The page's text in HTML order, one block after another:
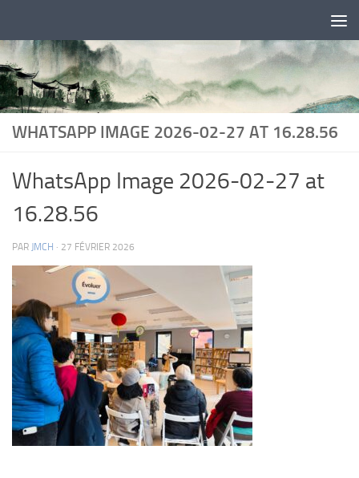
WHATSAPP IMAGE 2026-02-27 AT 16.28.56
WhatsApp Image 2026-02-27 at
16.28.56
PAR JMCH · 27 FÉVRIER 2026